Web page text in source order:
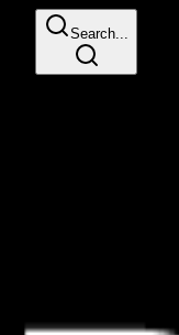
Search...